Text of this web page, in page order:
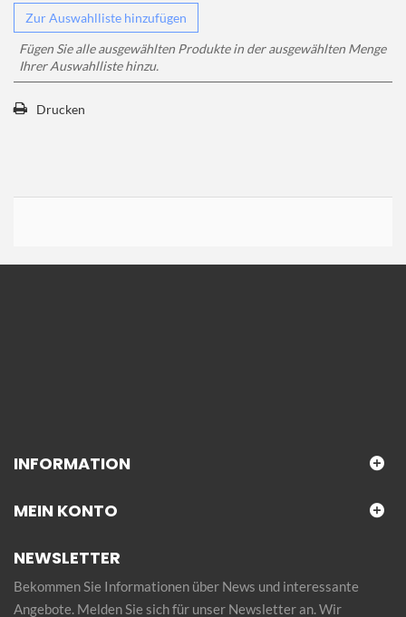
Fügen Sie alle ausgewählten Produkte in der ausgewählten Menge
Ihrer Auswahlliste hinzu.
Drucken
INFORMATION
MEIN KONTO
NEWSLETTER
Bekommen Sie Informationen über News und interessante
Angebote. Melden Sie sich für unser Newsletter an. Wir